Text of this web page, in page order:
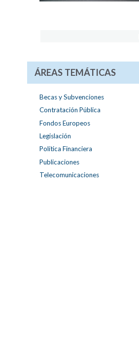
ÁREAS TEMÁTICAS
Becas y Subvenciones
Contratación Pública
Fondos Europeos
Legislación
Política Financiera
Publicaciones
Telecomunicaciones